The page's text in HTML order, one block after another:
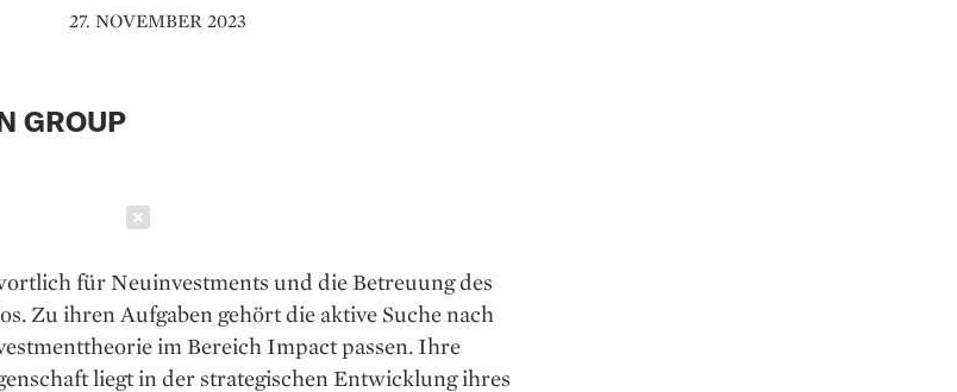
27. NOVEMBER 2023
GROUP
für Neuinvestments und die Betreuung des
Zu ihren Aufgaben gehört die aktive Suche nach
im Bereich Impact passen. Ihre
liegt in der strategischen Entwicklung ihres